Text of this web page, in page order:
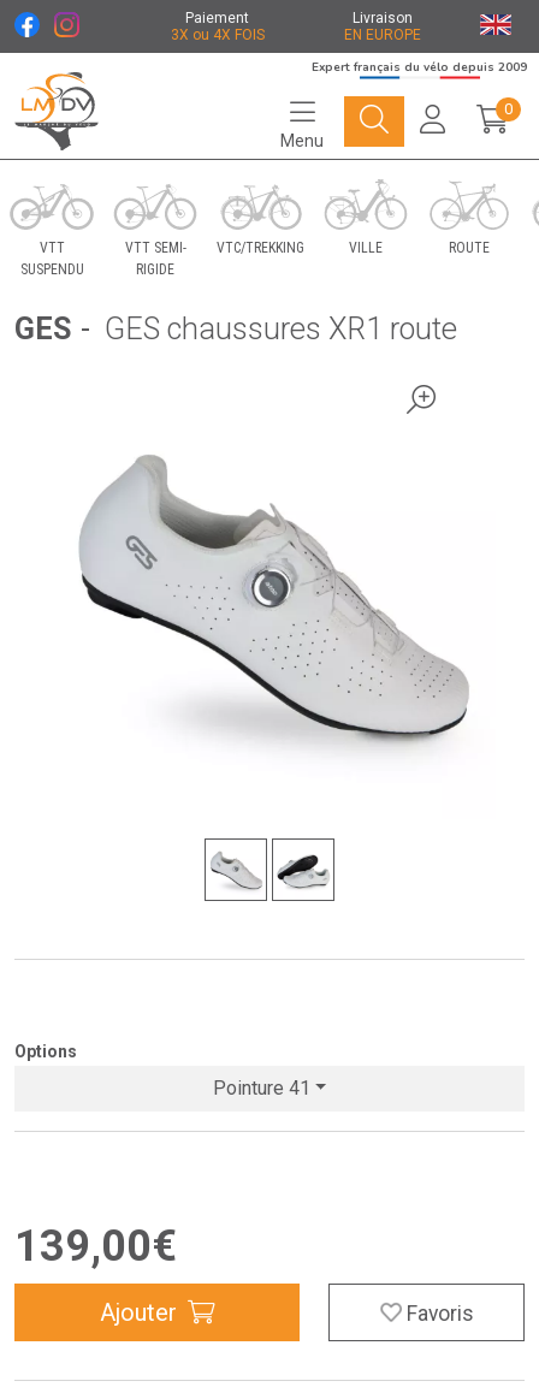
Paiement
3X ou 4X FOIS
Livraison
EN EUROPE
Le Marché du Vélo Votre distributeurs de vélo
Expert français du vélo depuis 2009
Menu
0
VTT
SUSPENDU
VTT SEMI-
RIGIDE
VTC/TREKKING VILLE ROUTE
GES - GES chaussures XR1 route
Options
Pointure 41
139,00€
Ajouter Favoris